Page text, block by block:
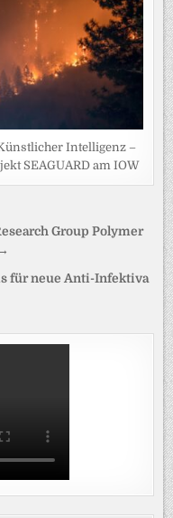
Intelligenz –
SEAGUARD am IOW
Group Polymer
für neue Anti-Infektiva